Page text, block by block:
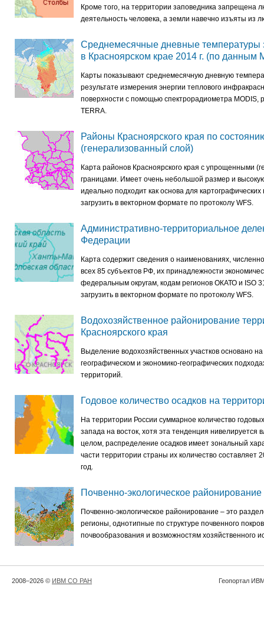
Кроме того, на территории заповедника запрещена
деятельность человека, а земли навечно изъяты из
Среднемесячные дневные температуры
в Красноярском крае 2014 г. (по данным
Карты показывают среднемесячную дневную
результате измерения энергии теплового
поверхности с помощью спектрорадиометра MODIS,
TERRA.
Районы Красноярского края по
(генерализованный слой)
Карта районов Красноярского края с упрощенными
границами. Имеет очень небольшой размер и
идеально подходит как основа для
загрузить в векторном формате по протоколу WFS.
Административно-территориальное
Федерации
Карта содержит сведения о наименованиях,
всех 85 субъектов РФ, их принадлежности
федеральным округам, кодам регионов ОКАТО и ISO
загрузить в векторном формате по протоколу WFS.
Водохозяйственное районирование
Красноярского края
Выделение водохозяйственных участков основано
географическом и экономико-географических
территорий.
Годовое количество осадков на
На территории России суммарное количество
запада на восток, хотя эта тенденция нивелируется
целом, распределение осадков имеет зональный
части территории страны их количество составляет
год.
Почвенно-экологическое
Почвенно-экологическое районирование – это
регионы, однотипные по структуре почвенного
почвообразования и возможностям хозяйственного
2008–2026 © ИВМ СО РАН Геопортал